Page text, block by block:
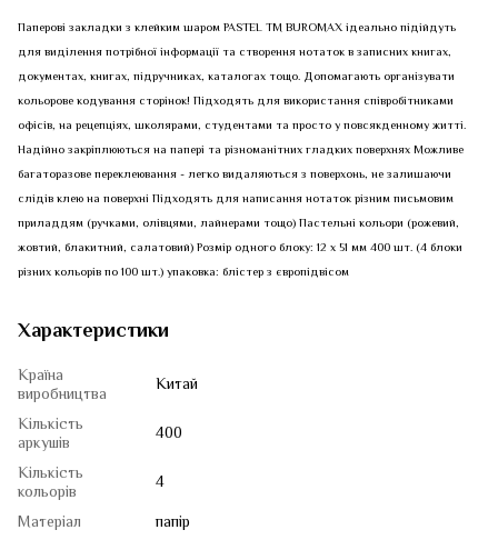
Паперові закладки з клейким шаром PASTEL ТМ BUROMAX ідеально підійдуть
для виділення потрібної інформації та створення нотаток в записних книгах,
документах, книгах, підручниках, каталогах тощо. Допомагають організувати
кольорове кодування сторінок! Підходять для використання співробітниками
офісів, на рецепціях, школярами, студентами та просто у повсякденному житті.
Надійно закріплюються на папері та різноманітних гладких поверхнях Можливе
багаторазове переклеювання - легко видаляються з поверхонь, не залишаючи
слідів клею на поверхні Підходять для написання нотаток різним письмовим
приладдям (ручками, олівцями, лайнерами тощо) Пастельні кольори (рожевий,
жовтий, блакитний, салатовий) Розмір одного блоку: 12 х 51 мм 400 шт. (4 блоки
різних кольорів по 100 шт.) упаковка: блістер з європідвісом
Характеристики
Країна
виробництва
Китай
Кількість
аркушів
400
Кількість
кольорів
4
Матеріал
папір